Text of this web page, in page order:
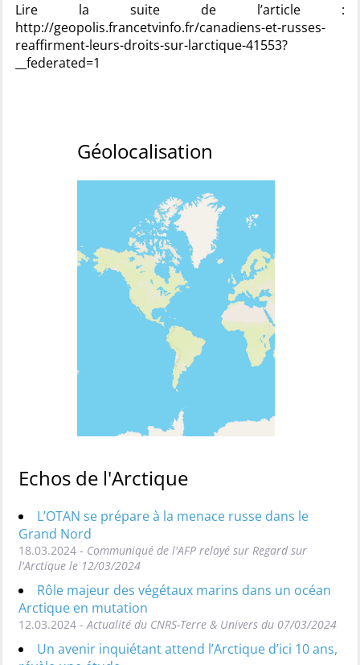
Lire la suite de l’article :
http://geopolis.francetvinfo.fr/canadiens-et-russes-
reaffirment-leurs-droits-sur-larctique-41553?
__federated=1
Géolocalisation
Echos de l'Arctique
L’OTAN se prépare à la menace russe dans le
Grand Nord
18.03.2024 - Communiqué de l'AFP relayé sur Regard sur
l'Arctique le 12/03/2024
Rôle majeur des végétaux marins dans un océan
Arctique en mutation
12.03.2024 - Actualité du CNRS-Terre & Univers du 07/03/2024
Un avenir inquiétant attend l’Arctique d’ici 10 ans,